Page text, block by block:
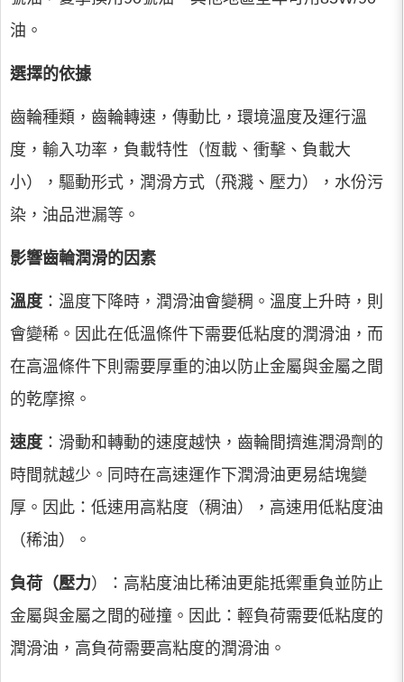
油。
選擇的依據
齒輪種類，齒輪轉速，傳動比，環境溫度及運行溫
度，輸入功率，負載特性（恆載、衝擊、負載大
小），驅動形式，潤滑方式（飛濺、壓力），水份污
染，油品泄漏等。
影響齒輪潤滑的因素
溫度 ：溫度下降時，潤滑油會變稠。溫度上升時，則
會變稀。因此在低溫條件下需要低粘度的潤滑油，而
在高溫條件下則需要厚重的油以防止金屬與金屬之間
的乾摩擦。
速度 ：滑動和轉動的速度越快，齒輪間擠進潤滑劑的
時間就越少。同時在高速運作下潤滑油更易結塊變
厚。因此：低速用高粘度（稠油），高速用低粘度油
（稀油）。
負荷（壓力）：高粘度油比稀油更能抵禦重負並防止
金屬與金屬之間的碰撞。因此：輕負荷需要低粘度的
潤滑油，高負荷需要高粘度的潤滑油。